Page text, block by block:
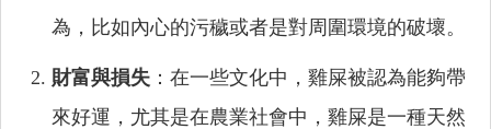
為，比如內心的污穢或者是對周圍環境的破壞。
財富與損失 ：在一些文化中，雞屎被認為能夠帶
來好運，尤其是在農業社會中，雞屎是一種天然